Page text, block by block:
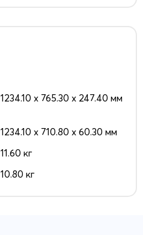
1234.10 x 765.30 x 247.40 мм
1234.10 x 710.80 x 60.30 мм
11.60 кг
10.80 кг